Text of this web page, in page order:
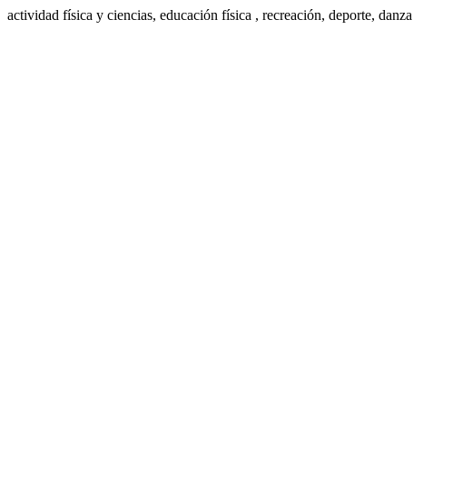
actividad física y ciencias, educación física , recreación, deporte, danza